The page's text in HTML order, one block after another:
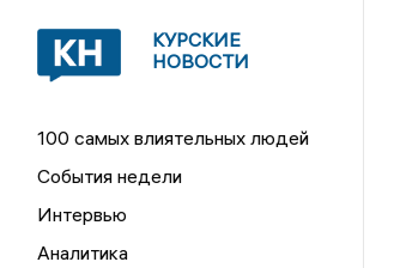
КУРСКИЕ
НОВОСТИ
100 самых влиятельных людей
События недели
Интервью
Аналитика